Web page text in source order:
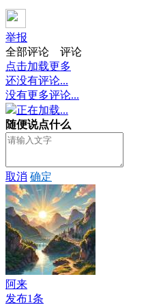
举报
全部评论
评论
点击加载更多
还没有评论...
没有更多评论...
正在加载...
随便说点什么
取消 确定
阿来
发布1条